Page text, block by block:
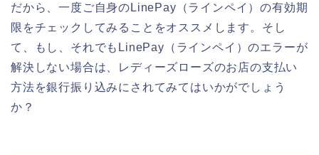
だから、一度ご自身のLinePay（ラインペイ）の有効期
限をチェックしてみることをオススメします。そし
て、もし、それでもLinePay（ラインペイ）のエラーが
解決しない場合は、レディーズローズのお店の支払い
方法を銀行振り込みにされてみてはいかがでしょう
か？